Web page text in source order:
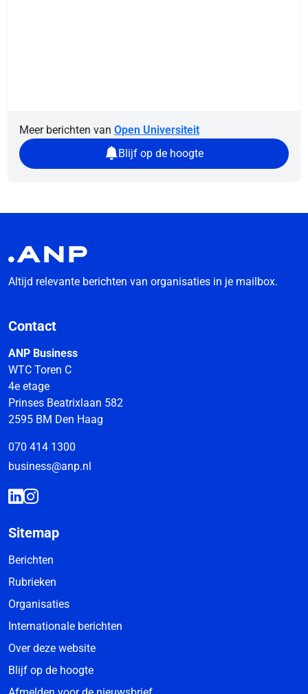
Meer berichten van Open Universiteit
Blijf op de hoogte
Altijd relevante berichten van organisaties in je mailbox.
Contact
ANP Business
WTC Toren C
4e etage
Prinses Beatrixlaan 582
2595 BM Den Haag
070 414 1300
business@anp.nl
Sitemap
Berichten
Rubrieken
Organisaties
Internationale berichten
Over deze website
Blijf op de hoogte